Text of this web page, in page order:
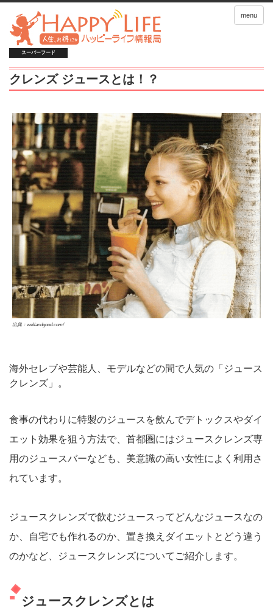
menu
スーパーフード
クレンズ ジュースとは！？
出典：wellandgood.com/
海外セレブや芸能人、モデルなどの間で人気の「ジュース
クレンズ」。
食事の代わりに特製のジュースを飲んでデトックスやダイ
エット効果を狙う方法で、首都圏にはジュースクレンズ専
用のジュースバーなども、美意識の高い女性によく利用さ
れています。
ジュースクレンズで飲むジュースってどんなジュースなの
か、自宅でも作れるのか、置き換えダイエットとどう違う
のかなど、ジュースクレンズについてご紹介します。
ジュースクレンズとは